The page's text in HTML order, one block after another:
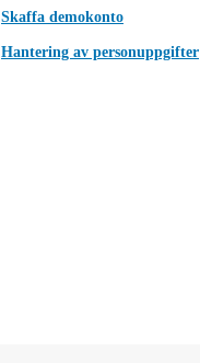
Skaffa demokonto
Hantering av personuppgifter